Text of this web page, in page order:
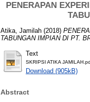
PENERAPAN
Atika, Jamilah (2018)
TABUNGAN IMPIAN DI PT.
Text
SKRIPSI ATIKA
Download (905kB)
Abstract